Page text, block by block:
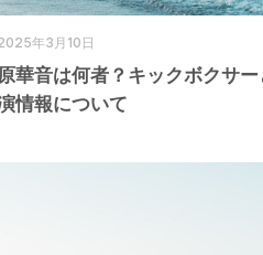
年3月10日
華音は何者？キックボクサ
情報について